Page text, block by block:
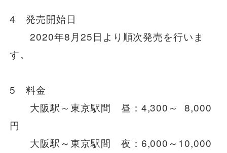
4 発売開始日
2020年8月25日より順次発売を行いま
す。
5 料金
大阪駅～東京駅間 昼：4,300～ 8,000
円
大阪駅～東京駅間 夜：6,000～10,000